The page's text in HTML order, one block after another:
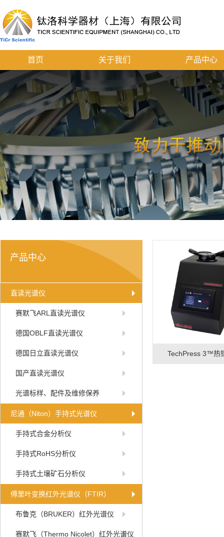
首页 关于我们 产品中心
产品中心
直读光谱仪
赛默飞ARL直读光谱仪
德国OBLF直读光谱仪
德国日立直读光谱仪
国产直读光谱仪
光谱标样、配件及维修保养
尼通（Niton）手持式光谱仪
手持式合金分析仪
手持式RoHS分析仪
手持式土壤矿石分析仪
傅里叶变换红外光谱仪（FTIR）
布鲁克（BRUKER）红外光谱仪
赛默飞（Thermo Nicolet）红外光谱仪
TechPress 3™热